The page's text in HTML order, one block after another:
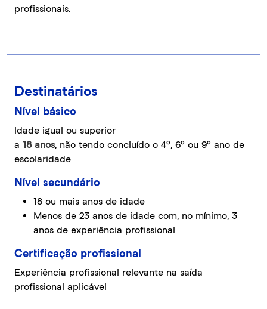
profissionais.
Destinatários
Nível básico
Idade igual ou superior
a 18 anos, não tendo concluído o 4º, 6º ou 9º ano de
escolaridade
Nível secundário
18 ou mais anos de idade
Menos de 23 anos de idade com, no mínimo, 3
anos de experiência profissional
Certificação profissional
Experiência profissional relevante na saída
profissional aplicável